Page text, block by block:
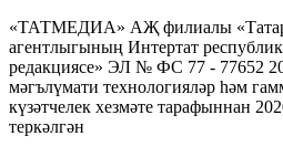
«ТАТМЕДИА» АҖ филиалы
агентлыгының Интертат
редакциясе» ЭЛ № ФС 77 - 77652
мәгълүмати технологияләр һәм
күзәтчелек хезмәте тарафыннан
теркәлгән